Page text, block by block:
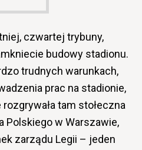
czwartej trybuny,
budowy stadionu.
trudnych warunkach,
prac na stadionie,
tam stołeczna
Polskiego w Warszawie,
zarządu Legii – jeden